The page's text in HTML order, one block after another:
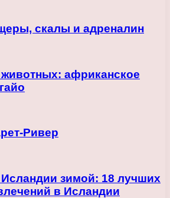
скалы и адреналин
африканское
Ривер
зимой: 18 лучших
в Исландии